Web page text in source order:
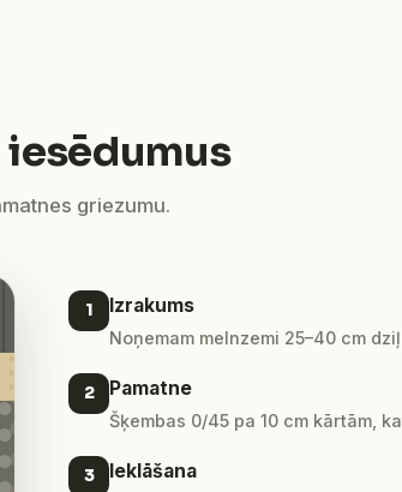
iesēdumus
griezumu.
1 Izrakums
Noņemam melnzemi 25–40 cm
2 Pamatne
Šķembas 0/45 pa 10 cm kārtām,
3 Ieklāšana